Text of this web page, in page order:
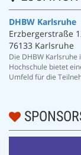
DHBW Karlsruhe
Erzbergerstraße
76133 Karlsruhe
Die DHBW
Hochschule bietet
Umfeld für die